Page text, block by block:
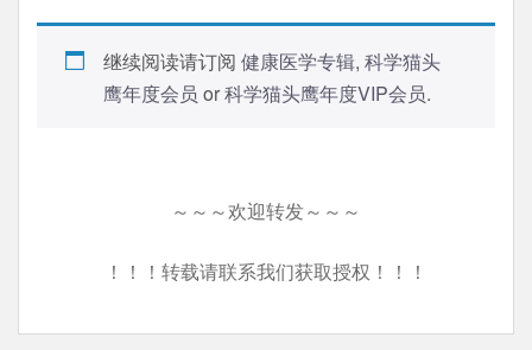
继续阅读请订阅 健康医学专辑, 科学猫头
鹰年度会员 or科学猫头鹰年度VIP会员.
～～～欢迎转发～～～
！！！转载请联系我们获取授权！！！